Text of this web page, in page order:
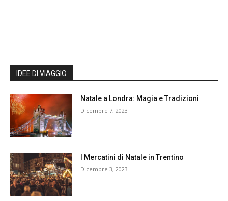
IDEE DI VIAGGIO
Natale a Londra: Magia e Tradizioni
Dicembre 7, 2023
I Mercatini di Natale in Trentino
Dicembre 3, 2023